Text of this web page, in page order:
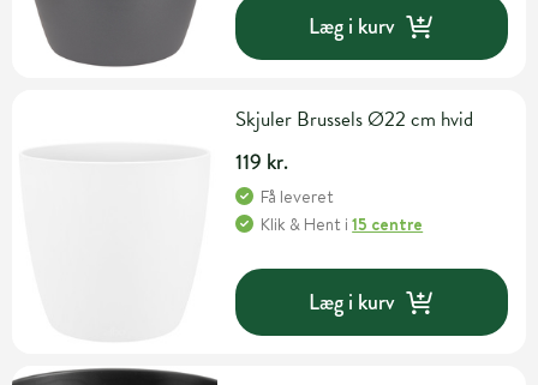
Læg i kurv
Skjuler Brussels Ø22 cm hvid
119 kr.
Få leveret
Klik & Hent i15 centre
Læg i kurv